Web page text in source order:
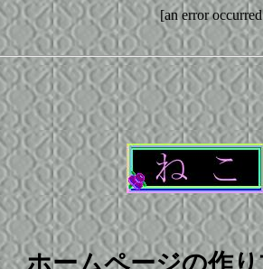
[an error
ホームページの作り